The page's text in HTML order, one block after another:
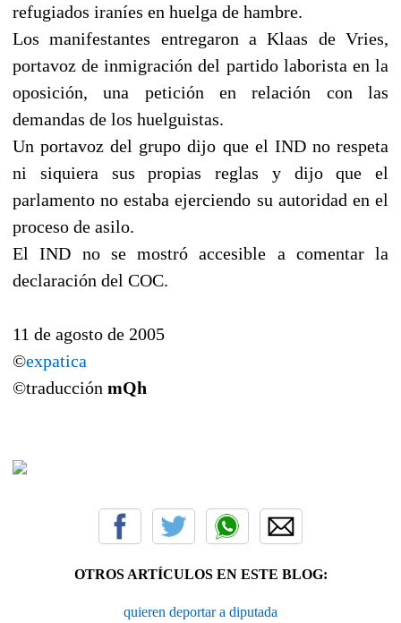
refugiados iraníes en huelga de hambre.
Los manifestantes entregaron a Klaas de Vries,
portavoz de inmigración del partido laborista en la
oposición, una petición en relación con las
demandas de los huelguistas.
Un portavoz del grupo dijo que el IND no respeta
ni siquiera sus propias reglas y dijo que el
parlamento no estaba ejerciendo su autoridad en el
proceso de asilo.
El IND no se mostró accesible a comentar la
declaración del COC.
11 de agosto de 2005
©expatica
©traducción mQh
OTROS ARTÍCULOS EN ESTE BLOG:
quieren deportar a diputada